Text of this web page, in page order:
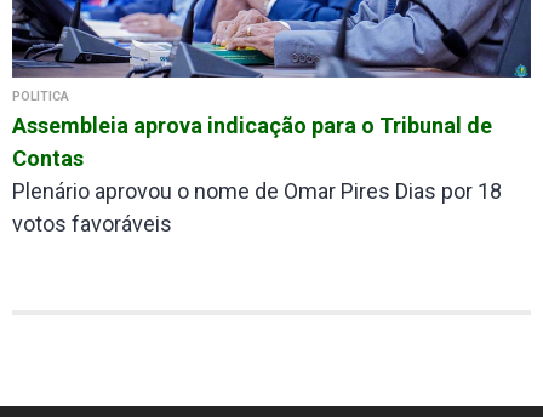
POLÍTICA
Assembleia aprova indicação para o Tribunal de
Contas
Plenário aprovou o nome de Omar Pires Dias por 18
votos favoráveis